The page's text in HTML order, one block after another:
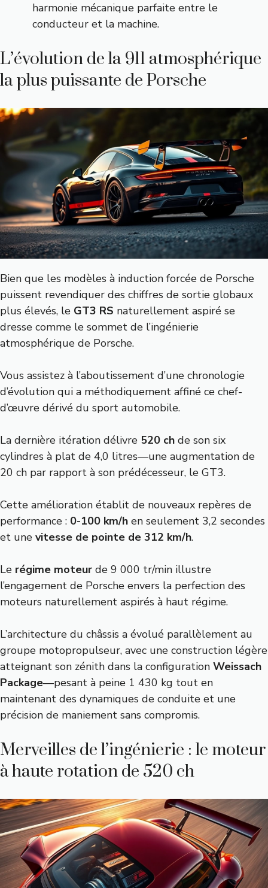
harmonie mécanique parfaite entre le
conducteur et la machine.
L’évolution de la 911 atmosphérique
la plus puissante de Porsche
Bien que les modèles à induction forcée de Porsche
puissent revendiquer des chiffres de sortie globaux
plus élevés, le GT3 RS naturellement aspiré se
dresse comme le sommet de l’ingénierie
atmosphérique de Porsche.
Vous assistez à l’aboutissement d’une chronologie
d’évolution qui a méthodiquement affiné ce chef-
d’œuvre dérivé du sport automobile.
La dernière itération délivre 520 ch de son six
cylindres à plat de 4,0 litres—une augmentation de
20 ch par rapport à son prédécesseur, le GT3.
Cette amélioration établit de nouveaux repères de
performance : 0-100 km/h en seulement 3,2 secondes
et une vitesse de pointe de 312 km/h.
Le régime moteur de 9 000 tr/min illustre
l’engagement de Porsche envers la perfection des
moteurs naturellement aspirés à haut régime.
L’architecture du châssis a évolué parallèlement au
groupe motopropulseur, avec une construction légère
atteignant son zénith dans la configuration Weissach
Package—pesant à peine 1 430 kg tout en
maintenant des dynamiques de conduite et une
précision de maniement sans compromis.
Merveilles de l’ingénierie : le moteur
à haute rotation de 520 ch